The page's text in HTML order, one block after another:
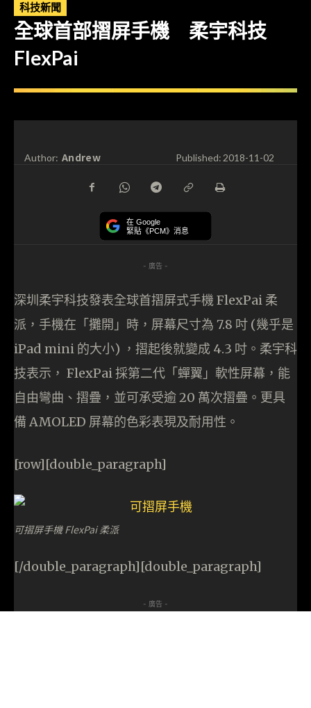
科技新聞
全球首部摺屏手機 柔宇科技
FlexPai
Author: Andrew Published:2018-11-02
在 Google
緊貼《PCM》消息
- 廣告 -
深圳柔宇科技發表全球首摺屏式手機 FlexPai 柔
派，手機在「攤開」時，屏幕尺寸為 7.8 吋 (幾乎是
iPad mini 的大小) ，摺起後就變成 4.3 吋。柔宇科
技表示， FlexPai 採第二代「蟬翼」軟性屏幕，能
自由彎曲、摺疊，並可承受逾 20 萬次摺疊。更具
備 AMOLED 屏幕的色彩表現及耐用性。
[row][double_paragraph]
可摺屏手機 FlexPai 柔派
[/double_paragraph][double_paragraph]
- 廣告 -